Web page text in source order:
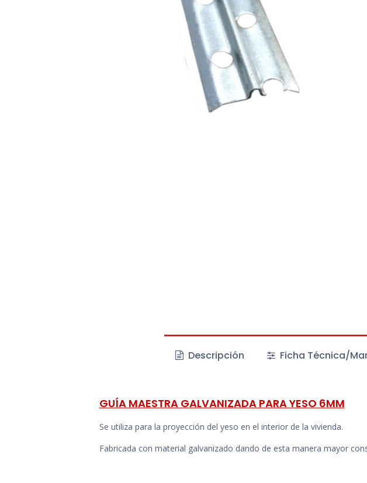
Descripción Ficha Técnica/
GUÍA MAESTRA GALVANIZADA PARA YESO 6MM
Se utiliza para la proyección del yeso en el interior de la vivienda.
Fabricada con material galvanizado dando de esta manera mayor